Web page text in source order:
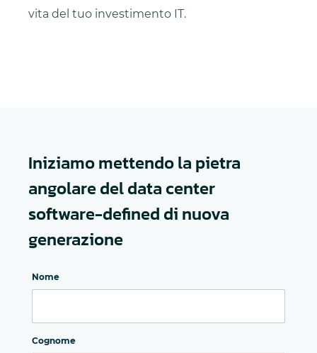
vita del tuo investimento IT.
Iniziamo mettendo la pietra
angolare del data center
software-defined di nuova
generazione
Nome
Cognome